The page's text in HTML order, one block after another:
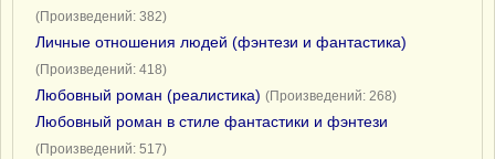
(Произведений: 382)
Личные отношения людей (фэнтези и фантастика)
(Произведений: 418)
Любовный роман (реалистика) (Произведений: 268)
Любовный роман в стиле фантастики и фэнтези
(Произведений: 517)